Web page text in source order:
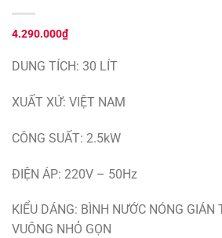
4.290.000₫
DUNG TÍCH: 30 LÍT
XUẤT XỨ: VIỆT NAM
CÔNG SUẤT: 2.5kW
ĐIỆN ÁP: 220V – 50Hz
KIỂU DÁNG: BÌNH NƯỚC NÓNG GIÁN
VUÔNG NHỎ GỌN